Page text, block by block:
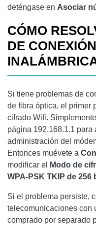
deténgase en Asociar
CÓMO
DE
Si tiene problemas de
de fibra óptica, el primer
cifrado Wifi.
página 192.168.1.1 para
administración del
Entonces muévete a
modificar el
Modo de
WPA-PSK TKIP de 256
Si el problema persiste,
telecomunicaciones con
comprado por separado